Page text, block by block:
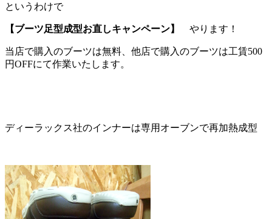
というわけで
【ブーツ足型成型お直しキャンペーン】 やります！
当店で購入のブーツは無料、他店で購入のブーツは工賃500
円OFFにて作業いたします。
ディーラックス社のインナーは専用オーブンで再加熱成型